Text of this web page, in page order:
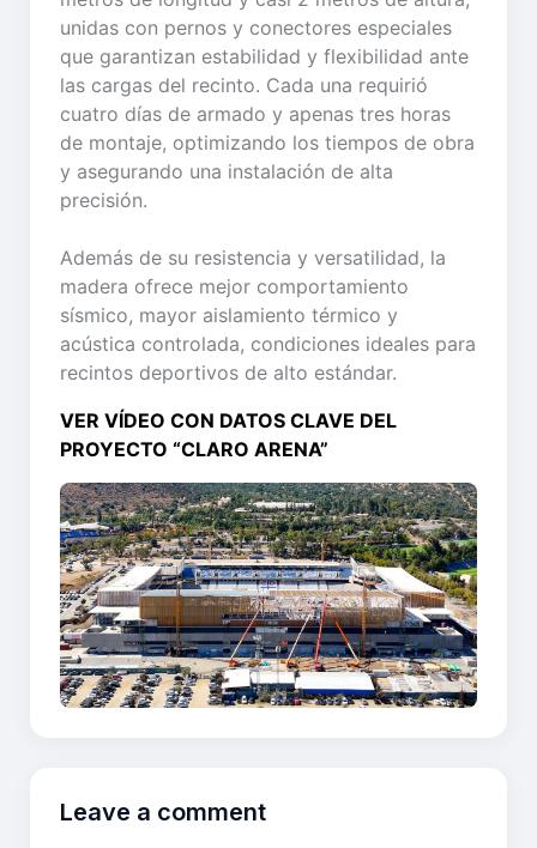
unidas con pernos y conectores especiales
que garantizan estabilidad y flexibilidad ante
las cargas del recinto. Cada una requirió
cuatro días de armado y apenas tres horas
de montaje, optimizando los tiempos de obra
y asegurando una instalación de alta
precisión.
Además de su resistencia y versatilidad, la
madera ofrece mejor comportamiento
sísmico, mayor aislamiento térmico y
acústica controlada, condiciones ideales para
recintos deportivos de alto estándar.
VER VÍDEO CON DATOS CLAVE DEL
PROYECTO “CLARO ARENA”
Leave a comment